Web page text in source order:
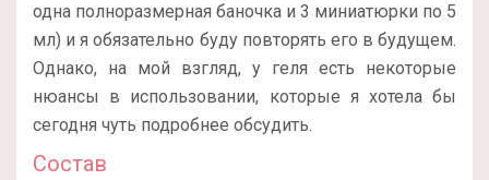
одна полноразмерная баночка и 3 миниатюрки по 5
мл) и я обязательно буду повторять его в будущем.
Однако, на мой взгляд, у геля есть некоторые
нюансы в использовании, которые я хотела бы
сегодня чуть подробнее обсудить.
Состав